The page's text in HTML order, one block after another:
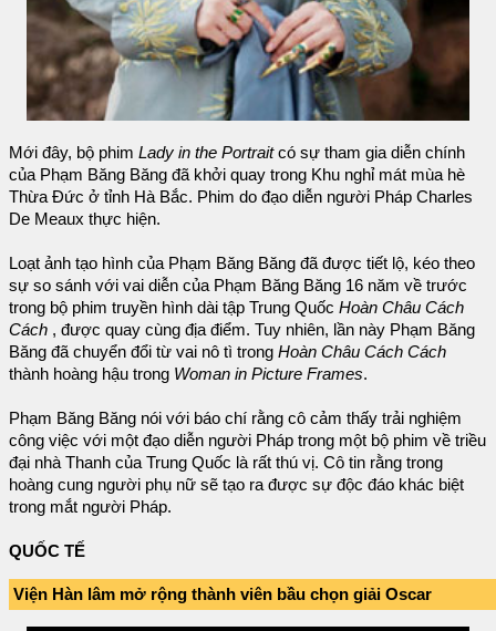
Mới đây, bộ phim Lady in the Portraitcó sự tham gia diễn chính
của Phạm Băng Băng đã khởi quay trong Khu nghỉ mát mùa hè
Thừa Đức ở tỉnh Hà Bắc. Phim do đạo diễn người Pháp Charles
De Meaux thực hiện.
Loạt ảnh tạo hình của Phạm Băng Băng đã được tiết lộ, kéo theo
sự so sánh với vai diễn của Phạm Băng Băng 16 năm về trước
trong bộ phim truyền hình dài tập Trung Quốc Hoàn Châu Cách
Cách , được quay cùng địa điểm. Tuy nhiên, lần này Phạm Băng
Băng đã chuyển đổi từ vai nô tì trong Hoàn Châu Cách Cách
thành hoàng hậu trong Woman in Picture Frames.
Phạm Băng Băng nói với báo chí rằng cô cảm thấy trải nghiệm
công việc với một đạo diễn người Pháp trong một bộ phim về triều
đại nhà Thanh của Trung Quốc là rất thú vị. Cô tin rằng trong
hoàng cung người phụ nữ sẽ tạo ra được sự độc đáo khác biệt
trong mắt người Pháp.
QUỐC TẾ
Viện Hàn lâm mở rộng thành viên bầu chọn giải Oscar